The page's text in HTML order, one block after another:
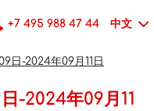
+7 495 988 47 44 中文
日-2024年09月11日
-2024年09月11